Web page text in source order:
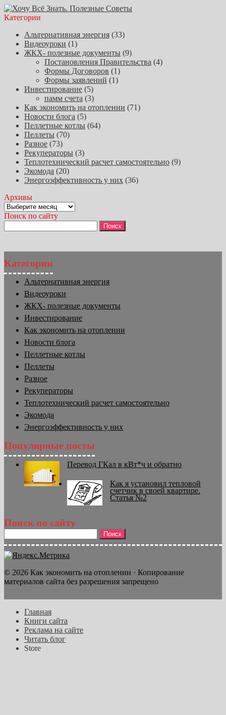
Категории
Альтернативная энергия (33)
Видеоуроки (1)
ЖКХ- полезные документы (9)
Постановления Правительства (4)
Формы Договоров (1)
Формы заявлений (1)
Инвестирование (5)
памм счета (3)
Как экономить на отоплении (71)
Новости блога (5)
Пеллетные котлы (64)
Пеллеты (70)
Разное (73)
Рекуператоры (3)
Теплотехнический расчет самостоятельно (9)
Экомода (20)
Энергоэффективность у них (36)
Архивы
Архивы
Поиск по сайту
Категории
Альтернативная энергия
Видеоуроки
ЖКХ- полезные документы
Инвестирование
Как экономить на отоплении
Новости блога
Пеллетные котлы
Пеллеты
Разное
Рекуператоры
Теплотехнический расчет самостоятельно
Экомода
Энергоэффективность у них
Популярные посты
Перевод ГКал в кВт*ч и обратно
Как я установил тепловой
счетчик в своей квартире.
Статья №2
Поиск по сайту
© 2026 Как экономить на отоплении · Копирование
материалов сайта без разрешения запрещено
Главная
Книги сайта
Реклама на сайте
Читать блог
Store